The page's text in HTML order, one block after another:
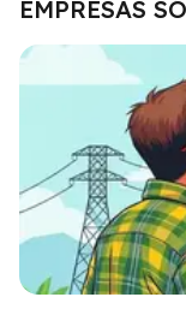
EMPRESAS